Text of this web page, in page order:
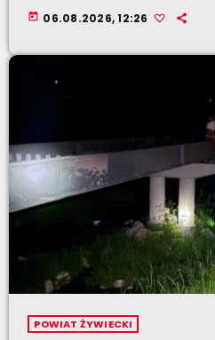
today 06.08.2026, 12:26
POWIAT ŻYWIECKI